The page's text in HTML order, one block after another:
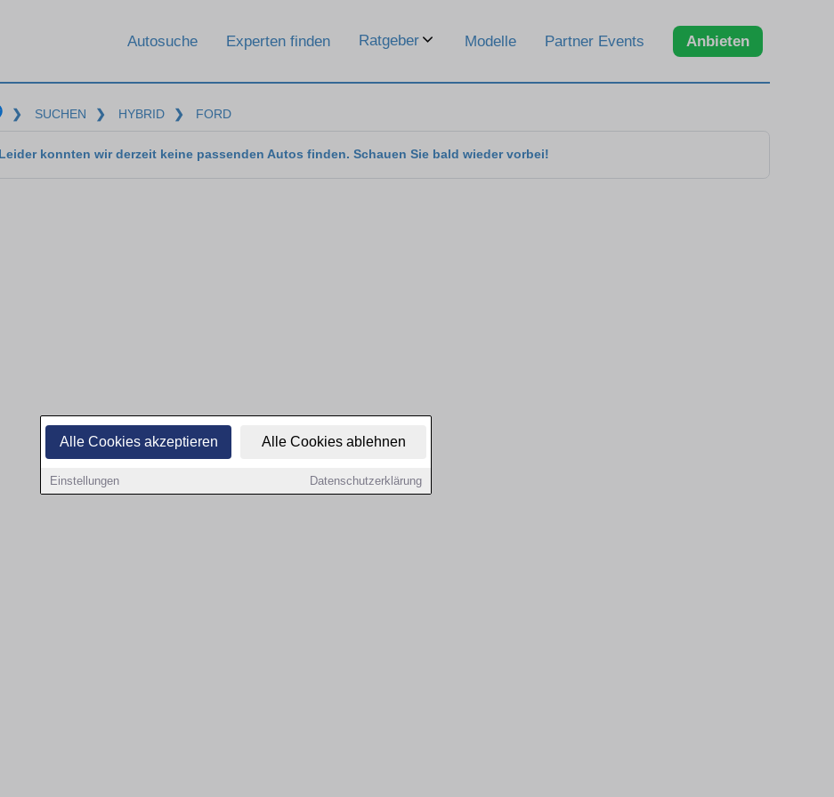
Alle Cookies akzeptieren Alle Cookies ablehnen
Einstellungen Datenschutzerklärung
Autosuche Experten finden Ratgeber Modelle Partner Events Anbieten
❯ SUCHEN ❯ HYBRID ❯ FORD
Leider konnten wir derzeit keine passenden Autos finden. Schauen Sie bald wieder vorbei!